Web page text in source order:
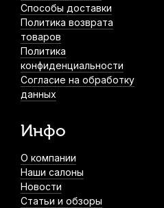
Способы доставки
Политика возврата
товаров
Политика
конфиденциальности
Согласие на обработку
данных
Инфо
О компании
Наши салоны
Новости
Статьи и обзоры